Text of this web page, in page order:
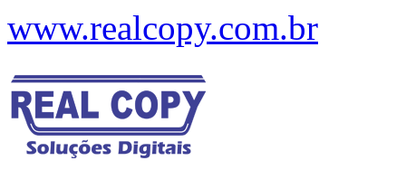
www.realcopy.com.br